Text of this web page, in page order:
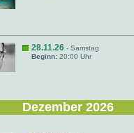
28.11.26 - Samstag
Beginn: 20:00 Uhr
Dezember 2026